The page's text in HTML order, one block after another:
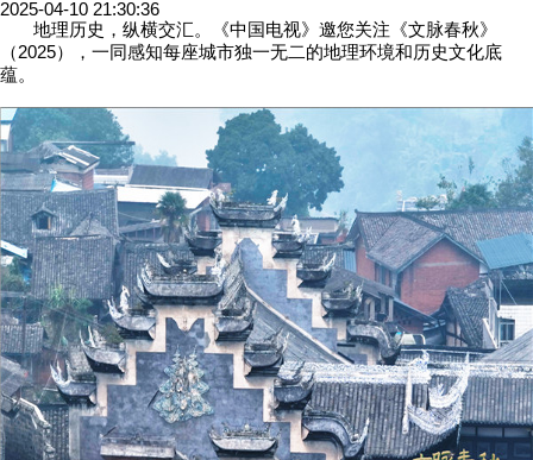
2025-04-10 21:30:36
地理历史，纵横交汇。《中国电视》邀您关注《文脉春秋》
（2025），一同感知每座城市独一无二的地理环境和历史文化底
蕴。